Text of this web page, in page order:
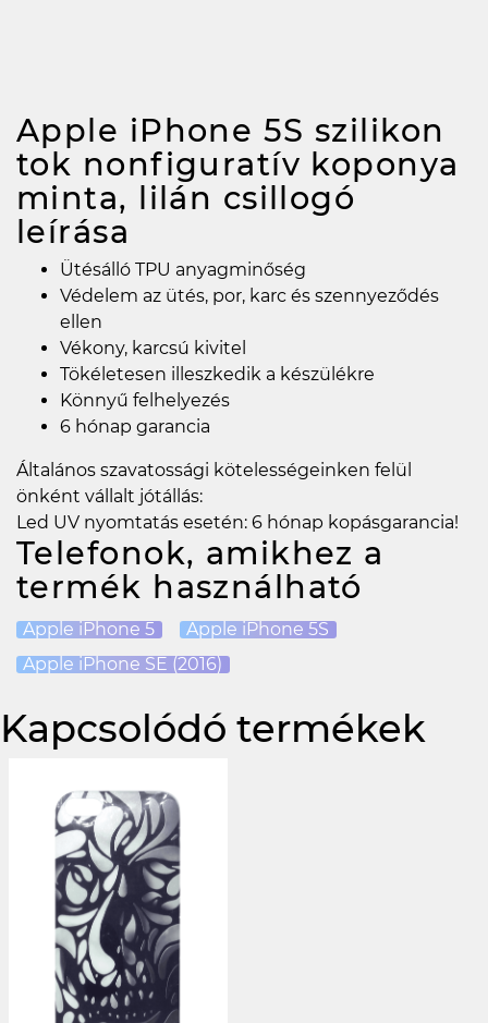
Apple iPhone 5S szilikon
tok nonfiguratív koponya
minta, lilán csillogó
leírása
Ütésálló TPU anyagminőség
Védelem az ütés, por, karc és szennyeződés
ellen
Vékony, karcsú kivitel
Tökéletesen illeszkedik a készülékre
Könnyű felhelyezés
6 hónap garancia
Általános szavatossági kötelességeinken felül
önként vállalt jótállás:
Led UV nyomtatás esetén: 6 hónap kopásgarancia!
Telefonok, amikhez a
termék használható
Apple iPhone 5
Apple iPhone 5S
Apple iPhone SE (2016)
Kapcsolódó termékek